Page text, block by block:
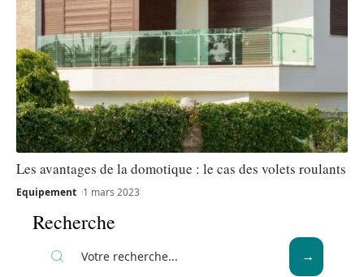
Les avantages de la domotique : le cas des volets roulants
Equipement 1 mars 2023
Recherche